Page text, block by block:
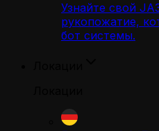
Узнайте свой
рукопожатие,
бот системы.